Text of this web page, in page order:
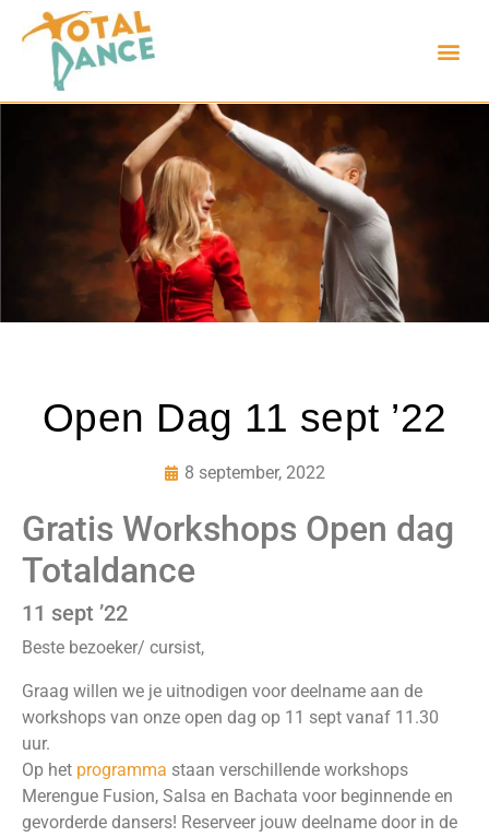
Open Dag 11 sept ’22
8 september, 2022
Gratis Workshops Open dag
Totaldance
11 sept ’22
Beste bezoeker/ cursist,
Graag willen we je uitnodigen voor deelname aan de
workshops van onze open dag op 11 sept vanaf 11.30
uur.
Op het programma staan verschillende workshops
Merengue Fusion, Salsa en Bachata voor beginnende en
gevorderde dansers! Reserveer jouw deelname door in de